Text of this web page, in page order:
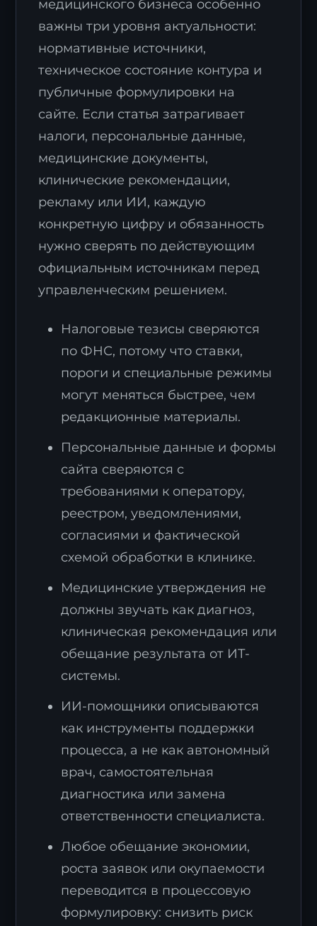
медицинского бизнеса особенно
важны три уровня актуальности:
нормативные источники,
техническое состояние контура и
публичные формулировки на
сайте. Если статья затрагивает
налоги, персональные данные,
медицинские документы,
клинические рекомендации,
рекламу или ИИ, каждую
конкретную цифру и обязанность
нужно сверять по действующим
официальным источникам перед
управленческим решением.
Налоговые тезисы сверяются
по ФНС, потому что ставки,
пороги и специальные режимы
могут меняться быстрее, чем
редакционные материалы.
Персональные данные и формы
сайта сверяются с
требованиями к оператору,
реестром, уведомлениями,
согласиями и фактической
схемой обработки в клинике.
Медицинские утверждения не
должны звучать как диагноз,
клиническая рекомендация или
обещание результата от ИТ-
системы.
ИИ-помощники описываются
как инструменты поддержки
процесса, а не как автономный
врач, самостоятельная
диагностика или замена
ответственности специалиста.
Любое обещание экономии,
роста заявок или окупаемости
переводится в процессовую
формулировку: снизить риск